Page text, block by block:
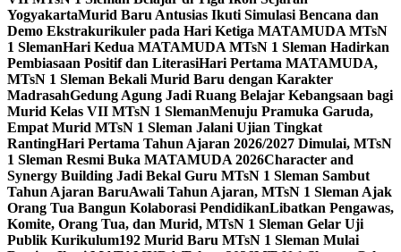
YogyakartaMurid Baru Antusias Ikuti Simulasi Bencana dan
Demo Ekstrakurikuler pada Hari Ketiga MATAMUDA MTsN
1 SlemanHari Kedua MATAMUDA MTsN 1 Sleman Hadirkan
Pembiasaan Positif dan LiterasiHari Pertama MATAMUDA,
MTsN 1 Sleman Bekali Murid Baru dengan Karakter
MadrasahGedung Agung Jadi Ruang Belajar Kebangsaan bagi
Murid Kelas VII MTsN 1 SlemanMenuju Pramuka Garuda,
Empat Murid MTsN 1 Sleman Jalani Ujian Tingkat
RantingHari Pertama Tahun Ajaran 2026/2027 Dimulai, MTsN
1 Sleman Resmi Buka MATAMUDA 2026Character and
Synergy Building Jadi Bekal Guru MTsN 1 Sleman Sambut
Tahun Ajaran BaruAwali Tahun Ajaran, MTsN 1 Sleman Ajak
Orang Tua Bangun Kolaborasi PendidikanLibatkan Pengawas,
Komite, Orang Tua, dan Murid, MTsN 1 Sleman Gelar Uji
Publik Kurikulum192 Murid Baru MTsN 1 Sleman Mulai